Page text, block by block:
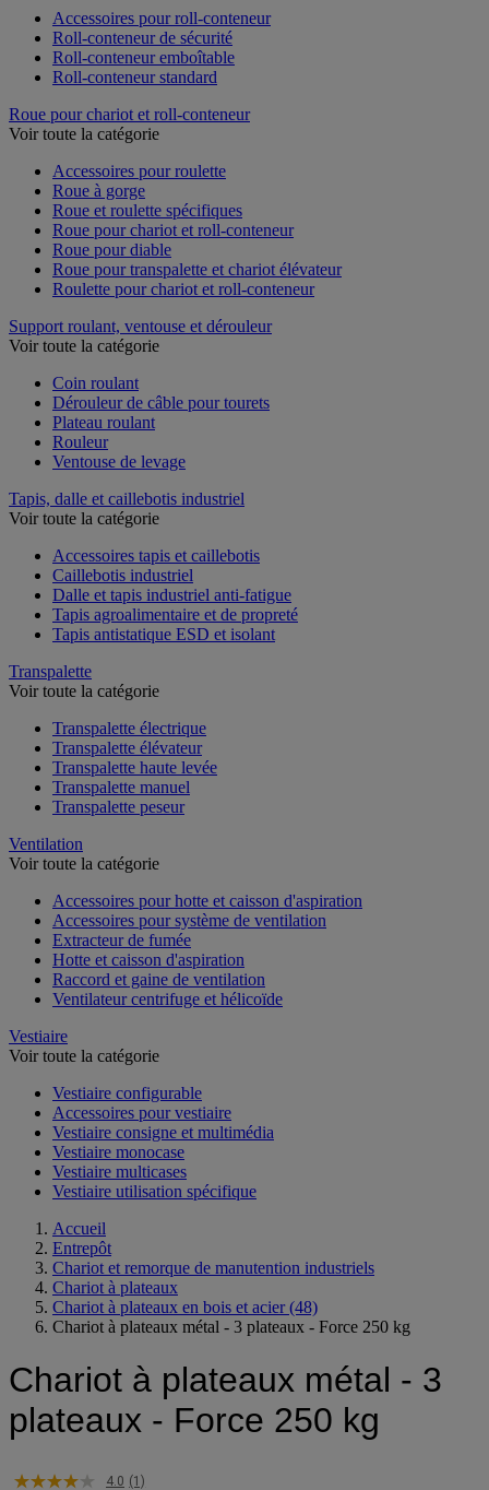
Accessoires pour roll-conteneur
Roll-conteneur de sécurité
Roll-conteneur emboîtable
Roll-conteneur standard
Roue pour chariot et roll-conteneur
Voir toute la catégorie
Accessoires pour roulette
Roue à gorge
Roue et roulette spécifiques
Roue pour chariot et roll-conteneur
Roue pour diable
Roue pour transpalette et chariot élévateur
Roulette pour chariot et roll-conteneur
Support roulant, ventouse et dérouleur
Voir toute la catégorie
Coin roulant
Dérouleur de câble pour tourets
Plateau roulant
Rouleur
Ventouse de levage
Tapis, dalle et caillebotis industriel
Voir toute la catégorie
Accessoires tapis et caillebotis
Caillebotis industriel
Dalle et tapis industriel anti-fatigue
Tapis agroalimentaire et de propreté
Tapis antistatique ESD et isolant
Transpalette
Voir toute la catégorie
Transpalette électrique
Transpalette élévateur
Transpalette haute levée
Transpalette manuel
Transpalette peseur
Ventilation
Voir toute la catégorie
Accessoires pour hotte et caisson d'aspiration
Accessoires pour système de ventilation
Extracteur de fumée
Hotte et caisson d'aspiration
Raccord et gaine de ventilation
Ventilateur centrifuge et hélicoïde
Vestiaire
Voir toute la catégorie
Vestiaire configurable
Accessoires pour vestiaire
Vestiaire consigne et multimédia
Vestiaire monocase
Vestiaire multicases
Vestiaire utilisation spécifique
Accueil
Entrepôt
Chariot et remorque de manutention industriels
Chariot à plateaux
Chariot à plateaux en bois et acier (48)
Chariot à plateaux métal - 3 plateaux - Force 250 kg
Chariot à plateaux métal - 3
plateaux - Force 250 kg
4.0 (1)